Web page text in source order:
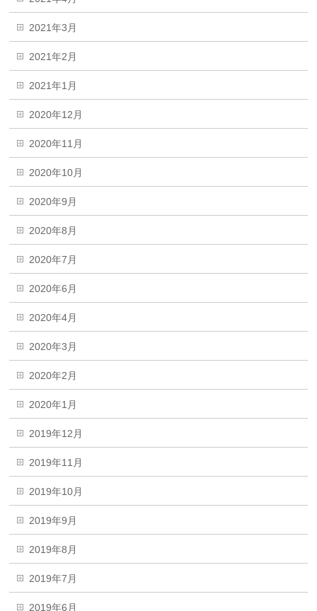
2021年3月
2021年2月
2021年1月
2020年12月
2020年11月
2020年10月
2020年9月
2020年8月
2020年7月
2020年6月
2020年4月
2020年3月
2020年2月
2020年1月
2019年12月
2019年11月
2019年10月
2019年9月
2019年8月
2019年7月
2019年6月